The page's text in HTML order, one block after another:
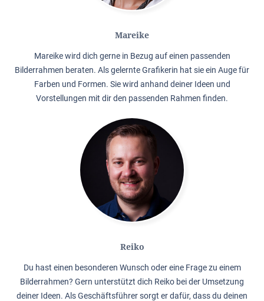
Mareike
Mareike wird dich gerne in Bezug auf einen passenden
Bilderrahmen beraten. Als gelernte Grafikerin hat sie ein Auge für
Farben und Formen. Sie wird anhand deiner Ideen und
Vorstellungen mit dir den passenden Rahmen finden.
Reiko
Du hast einen besonderen Wunsch oder eine Frage zu einem
Bilderrahmen? Gern unterstützt dich Reiko bei der Umsetzung
deiner Ideen. Als Geschäftsführer sorgt er dafür, dass du deinen